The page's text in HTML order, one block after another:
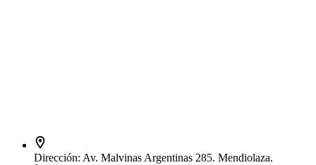
Dirección: Av. Malvinas Argentinas 285. Mendiolaza.